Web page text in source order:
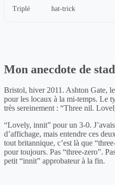
Triplé hat-trick
Mon anecdote de
Bristol, hiver 2011. Ashton Gate,
pour les locaux à la mi-temps. Le
très sereinement : “Three nil.
“Lovely, innit” pour un 3-0.
d’affichage, mais entendre ces
tout britannique, c’est là que
pour toujours. Pas “three-zero”.
petit “innit” approbateur à la fin.